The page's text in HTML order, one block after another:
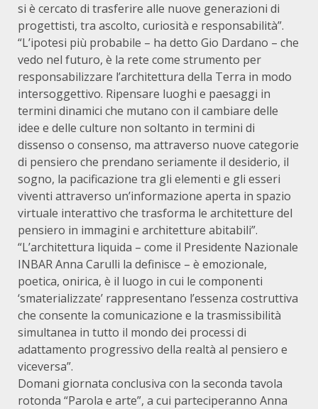
si è cercato di trasferire alle nuove generazioni di
progettisti, tra ascolto, curiosità e responsabilità”.
“L’ipotesi più probabile – ha detto Gio Dardano – che
vedo nel futuro, è la rete come strumento per
responsabilizzare l’architettura della Terra in modo
intersoggettivo. Ripensare luoghi e paesaggi in
termini dinamici che mutano con il cambiare delle
idee e delle culture non soltanto in termini di
dissenso o consenso, ma attraverso nuove categorie
di pensiero che prendano seriamente il desiderio, il
sogno, la pacificazione tra gli elementi e gli esseri
viventi attraverso un’informazione aperta in spazio
virtuale interattivo che trasforma le architetture del
pensiero in immagini e architetture abitabili”.
“L’architettura liquida – come il Presidente Nazionale
INBAR Anna Carulli la definisce – è emozionale,
poetica, onirica, è il luogo in cui le componenti
‘smaterializzate’ rappresentano l’essenza costruttiva
che consente la comunicazione e la trasmissibilità
simultanea in tutto il mondo dei processi di
adattamento progressivo della realtà al pensiero e
viceversa”.
Domani giornata conclusiva con la seconda tavola
rotonda “Parola e arte”, a cui parteciperanno Anna